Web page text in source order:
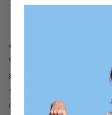
¿Por qué elegir nuestra
con las cualidades
grano cuenta una
solo sabor sino una
Compra ahora para